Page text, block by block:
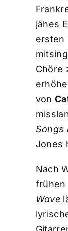
jähes
ersten
Chöre
von
Songs
Jones
Nach
frühen
Wave